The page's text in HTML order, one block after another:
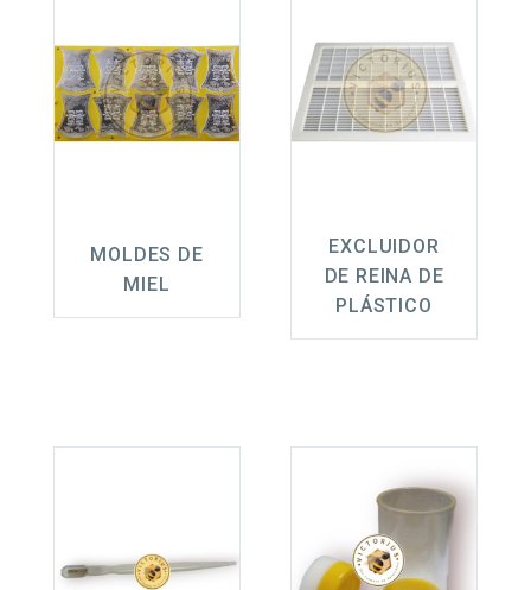
MOLDES DE
MIEL
EXCLUIDOR
DE REINA DE
PLÁSTICO